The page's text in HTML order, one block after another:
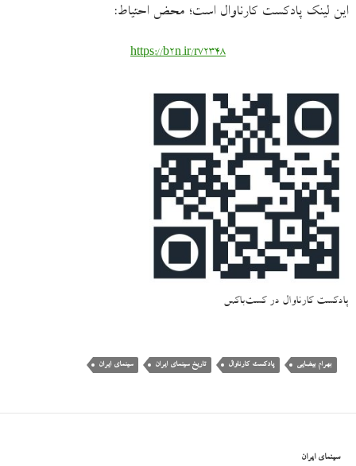
این لینک پادکست کارناوال است؛ محض احتیاط:
https://b2n.ir/r72348
پادکست کارناوال در کست‌باکس
بهرام بیضایی پادکست کارناوال تاریخ سینمای ایران سینمای ایران
سینمای ایران